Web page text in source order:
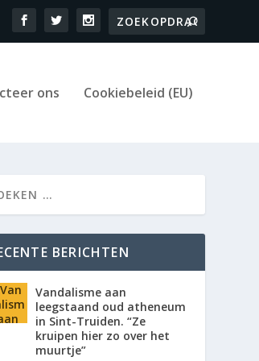
ons Cookiebeleid (EU)
BERICHTEN
Vandalisme aan
leegstaand oud atheneum
in Sint-Truiden. “Ze
kruipen hier zo over het
muurtje”